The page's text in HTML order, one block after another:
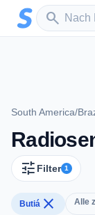
Zum Hauptinhalt
search
Sender
South America/
tune Filter 1
Butiá close Alle